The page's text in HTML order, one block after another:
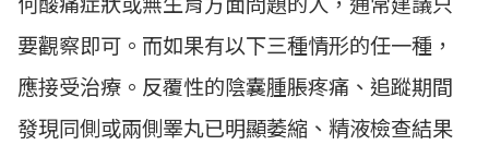
要觀察即可。而如果有以下三種情形的任一種，
應接受治療。反覆性的陰囊腫脹疼痛、追蹤期間
發現同側或兩側睪丸已明顯萎縮、精液檢查結果